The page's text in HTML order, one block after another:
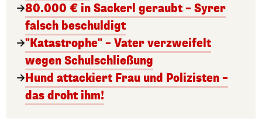
80.000 € in Sackerl geraubt – Syrer
falsch beschuldigt
"Katastrophe" – Vater verzweifelt
wegen Schulschließung
Hund attackiert Frau und Polizisten –
das droht ihm!